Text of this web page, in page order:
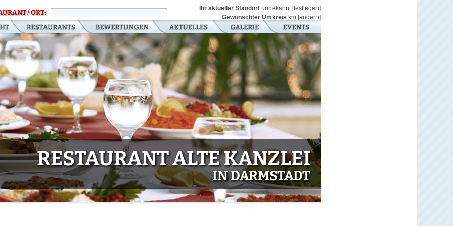
/ ORT:
Ihr aktueller Standort unbekannt [festlegen]
Gewünschter Umkreis km [ändern]
RESTAURANT ALTE KANZLEI
IN DARMSTADT